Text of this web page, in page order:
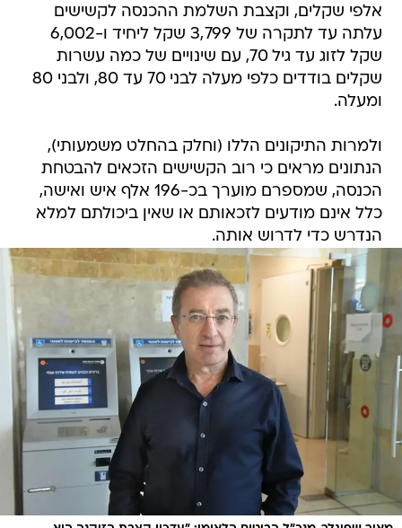
אלפי שקלים, וקצבת השלמת ההכנסה לקשישים
עלתה עד לתקרה של 3,799 שקל ליחיד ו-6,002
שקל לזוג עד גיל 70, עם שינויים של כמה עשרות
שקלים בודדים כלפי מעלה לבני 70 עד 80, ולבני 80
ומעלה.
ולמרות התיקונים הללו (וחלק בהחלט משמעותי),
הנתונים מראים כי רוב הקשישים הזכאים להבטחת
הכנסה, שמספרם מוערך בכ-196 אלף איש ואישה,
כלל אינם מודעים לזכאותם או שאין ביכולתם למלא
הנדרש כדי לדרוש אותה.